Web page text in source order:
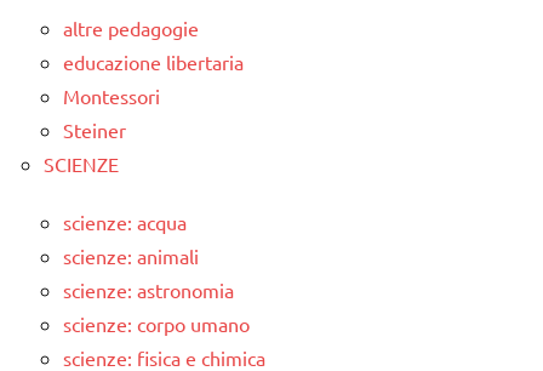
altre pedagogie
educazione libertaria
Montessori
Steiner
SCIENZE
scienze: acqua
scienze: animali
scienze: astronomia
scienze: corpo umano
scienze: fisica e chimica